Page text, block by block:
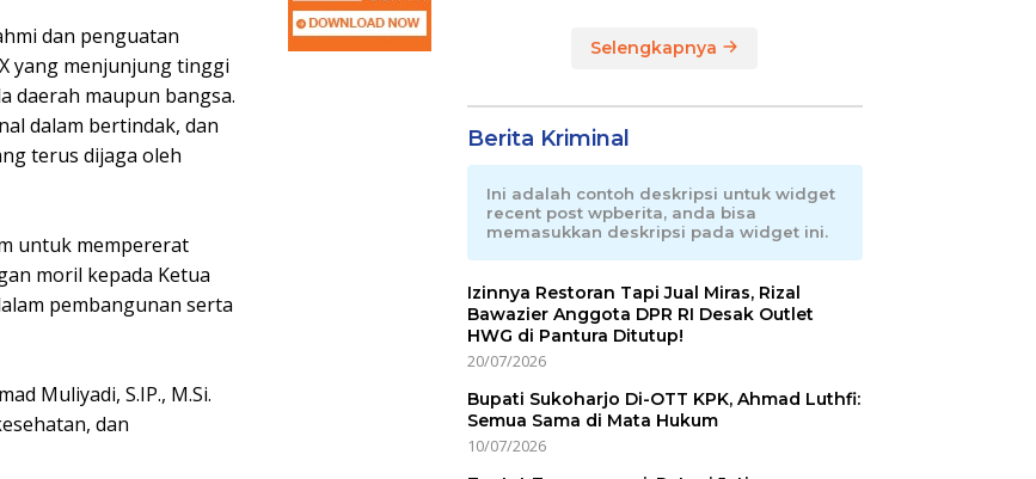
dan penguatan
yang menjunjung tinggi
daerah maupun bangsa.
dalam bertindak, dan
terus dijaga oleh
untuk mempererat
moril kepada Ketua
pembangunan serta
Muliyadi, S.IP., M.Si.
dan
Selengkapnya
Berita Kriminal
Ini adalah contoh deskripsi untuk widget
recent post wpberita, anda bisa
memasukkan deskripsi pada widget ini.
Izinnya Restoran Tapi Jual Miras, Rizal
Bawazier Anggota DPR RI Desak Outlet
HWG di Pantura Ditutup!
20/07/2026
Bupati Sukoharjo Di-OTT KPK, Ahmad Luthfi:
Semua Sama di Mata Hukum
10/07/2026